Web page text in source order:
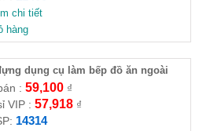
chi tiết
hàng
dụng cụ làm bếp đồ ăn ngoài
: 59,100₫
VIP : 57,918₫
14314